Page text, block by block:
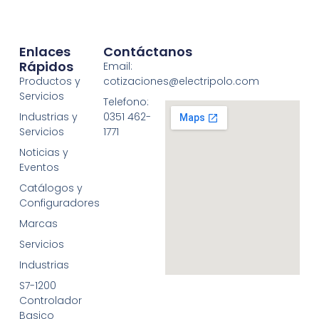
Enlaces
Rápidos
Productos y
Servicios
Industrias y
Servicios
Noticias y
Eventos
Catálogos y
Configuradores
Marcas
Servicios
Industrias
S7-1200
Controlador
Basico
Contáctanos
Email:
cotizaciones@electripolo.com
Telefono:
0351 462-
1771